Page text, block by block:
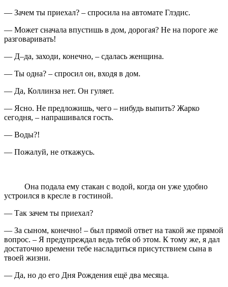
— Зачем ты приехал? – спросила на автомате Глэдис.
— Может сначала впустишь в дом, дорогая? Не на пороге же
разговаривать!
— Д–да, заходи, конечно, – сдалась женщина.
— Ты одна? – спросил он, входя в дом.
— Да, Коллинза нет. Он гуляет.
— Ясно. Не предложишь, чего – нибудь выпить? Жарко
сегодня, – напрашивался гость.
— Воды?!
— Пожалуй, не откажусь.
Она подала ему стакан с водой, когда он уже удобно
устроился в кресле в гостиной.
— Так зачем ты приехал?
— За сыном, конечно! – был прямой ответ на такой же прямой
вопрос. – Я предупреждал ведь тебя об этом. К тому же, я дал
достаточно времени тебе насладиться присутствием сына в
твоей жизни.
— Да, но до его Дня Рождения ещё два месяца.